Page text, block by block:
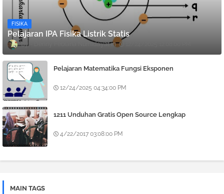
FISIKA
Pelajaran IPA Fisika Listrik Statis
Denny Febiana Nurhidayat
Pelajaran Matematika Fungsi Eksponen
12/24/2025 04:34:00 PM
1211 Unduhan Gratis Open Source Lengkap
4/22/2017 03:08:00 PM
MAIN TAGS